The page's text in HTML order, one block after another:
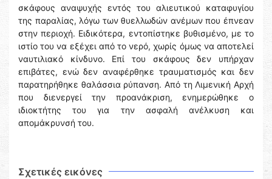
σκάφους αναψυχής εντός του αλιευτικού καταφυγίου
της παραλίας, λόγω των θυελλωδών ανέμων που έπνεαν
στην περιοχή. Ειδικότερα, εντοπίστηκε βυθισμένο, με το
ιστίο του να εξέχει από το νερό, χωρίς όμως να αποτελεί
ναυτιλιακό κίνδυνο. Επί του σκάφους δεν υπήρχαν
επιβάτες, ενώ δεν αναφέρθηκε τραυματισμός και δεν
παρατηρήθηκε θαλάσσια ρύπανση. Από τη Λιμενική Αρχή
που διενεργεί την προανάκριση, ενημερώθηκε ο
ιδιοκτήτης του για την ασφαλή ανέλκυση και
απομάκρυνσή του.
Σχετικές εικόνες